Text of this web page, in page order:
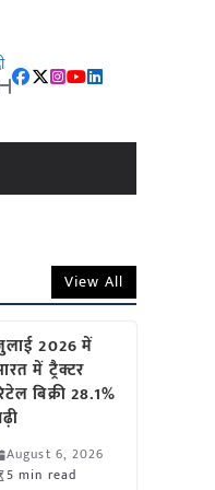
View All
2026 में
में ट्रैक्टर
बिक्री 28.1%
August 6, 2026
5 min read